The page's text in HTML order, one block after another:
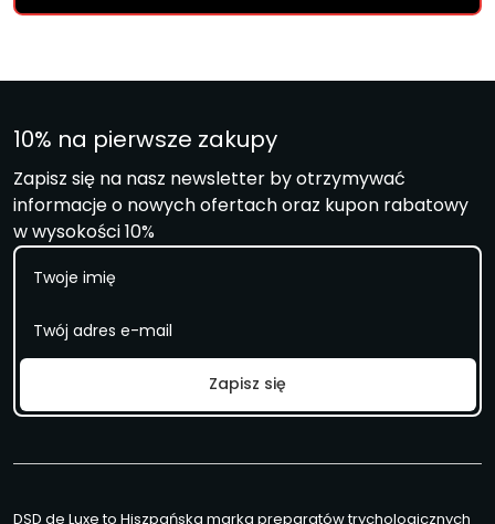
10% na pierwsze zakupy
Zapisz się na nasz newsletter by otrzymywać
informacje o nowych ofertach oraz kupon rabatowy
w wysokości 10%
m
m
a
l
*
Zapisz się
DSD de Luxe to Hiszpańska marka preparatów trychologicznych